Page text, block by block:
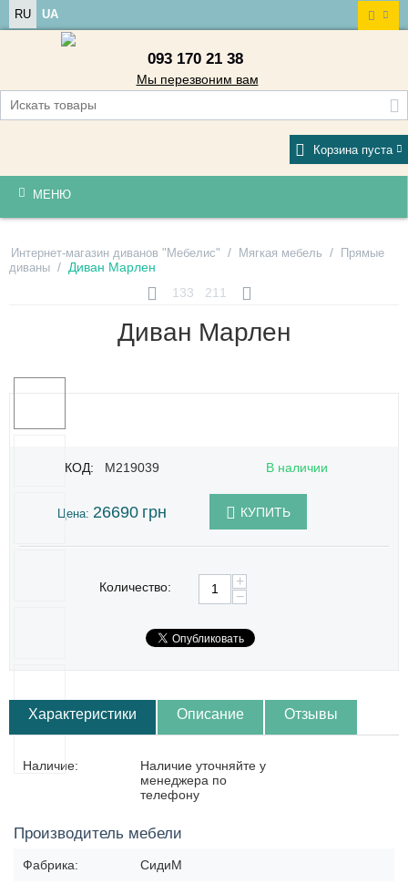
RU UA
093 170 21 38
Мы перезвоним вам
Корзина пуста
МЕНЮ
Интернет-магазин диванов "Мебелис" / Мягкая мебель / Прямые
диваны / Диван Марлен
133
211
Диван Марлен
КОД: M219039 В наличии
Цена: 26690 грн КУПИТЬ
Количество:
+
−
Характеристики Описание Отзывы
Наличие:
Наличие уточняйте у
менеджера по
телефону
Производитель мебели
Фабрика: СидиМ